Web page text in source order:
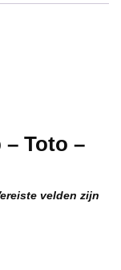
– Toto –
velden zijn